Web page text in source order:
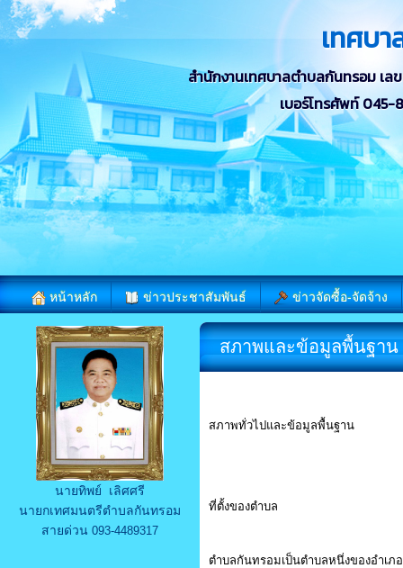
เทศบ
สำนักงานเทศบาลตำบลกันทรอม เ
เบอร์โทรศัพท์
หน้าหลัก ข่าวประชาสัมพันธ์ ข่าวจัดซื้อ-จัดจ้าง
นายทิพย์ เลิศศรี
นายกเทศมนตรีตำบลกันทรอม
สายด่วน 093-4489317
สภาพและข้อมูลพื้นฐาน
สภาพทั่วไปและข้อมูลพื้นฐาน
ที่ตั้งของตำบล
ตำบลกันทรอมเป็นตำบลหนึ่งของอำเ